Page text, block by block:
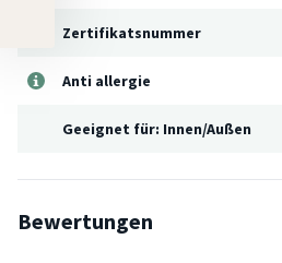
Zertifikatsnummer
Anti allergie
Geeignet für: Innen/Außen
Bewertungen